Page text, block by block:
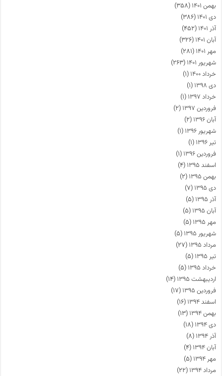
بهمن ۱۴۰۱
(۳۵۸)
دی ۱۴۰۱
(۳۸۶)
آذر ۱۴۰۱
(۴۵۲)
آبان ۱۴۰۱
(۳۲۶)
مهر ۱۴۰۱
(۲۸۱)
شهریور ۱۴۰۱
(۲۶۳)
خرداد ۱۴۰۰
(۱)
دی ۱۳۹۸
(۱)
خرداد ۱۳۹۷
(۱)
فروردین ۱۳۹۷
(۲)
آبان ۱۳۹۶
(۲)
شهریور ۱۳۹۶
(۱)
تیر ۱۳۹۶
(۱)
فروردین ۱۳۹۶
(۱)
اسفند ۱۳۹۵
(۴)
بهمن ۱۳۹۵
(۲)
دی ۱۳۹۵
(۷)
آذر ۱۳۹۵
(۵)
آبان ۱۳۹۵
(۵)
مهر ۱۳۹۵
(۵)
شهریور ۱۳۹۵
(۵)
مرداد ۱۳۹۵
(۲۷)
تیر ۱۳۹۵
(۵)
خرداد ۱۳۹۵
(۵)
اردیبهشت ۱۳۹۵
(۱۴)
فروردین ۱۳۹۵
(۱۷)
اسفند ۱۳۹۴
(۱۶)
بهمن ۱۳۹۴
(۱۳)
دی ۱۳۹۴
(۱۸)
آذر ۱۳۹۴
(۸)
آبان ۱۳۹۴
(۴)
مهر ۱۳۹۴
(۵)
مرداد ۱۳۹۴
(۲۲)